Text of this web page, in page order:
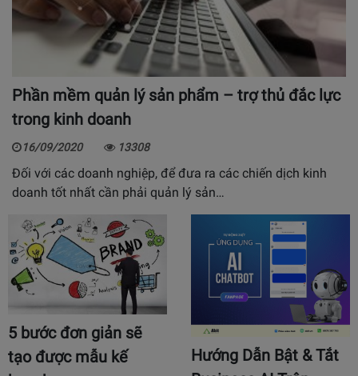
Phần mềm quản lý sản phẩm – trợ thủ đắc lực
trong kinh doanh
16/09/2020 13308
Đối với các doanh nghiệp, để đưa ra các chiến dịch kinh
doanh tốt nhất cần phải quản lý sản…
5 bước đơn giản sẽ
tạo được mẫu kế
Hướng Dẫn Bật & Tắt